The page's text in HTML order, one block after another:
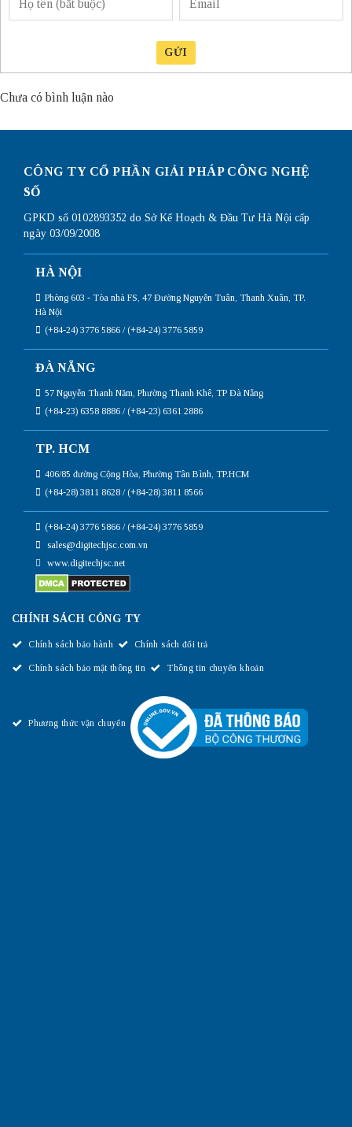
GỬI
Chưa có bình luận nào
CÔNG TY CỔ PHẦN GIẢI PHÁP CÔNG NGHỆ
SỐ
GPKD số 0102893352 do Sở Kế Hoạch & Đầu Tư Hà Nội cấp
ngày 03/09/2008
HÀ NỘI
Phòng 603 - Tòa nhà FS, 47 Đường Nguyễn Tuân, Thanh Xuân, TP.
Hà Nội
(+84-24) 3776 5866 / (+84-24) 3776 5859
ĐÀ NẴNG
57 Nguyễn Thanh Năm, Phường Thanh Khê, TP Đà Nẵng
(+84-23) 6358 8886 / (+84-23) 6361 2886
TP. HCM
406/85 đường Cộng Hòa, Phường Tân Bình, TP.HCM
(+84-28) 3811 8628 / (+84-28) 3811 8566
(+84-24) 3776 5866 / (+84-24) 3776 5859
sales@digitechjsc.com.vn
www.digitechjsc.net
CHÍNH SÁCH CÔNG TY
Chính sách bảo hành Chính sách đổi trả
Chính sách bảo mật thông tin Thông tin chuyển khoản
Phương thức vận chuyển